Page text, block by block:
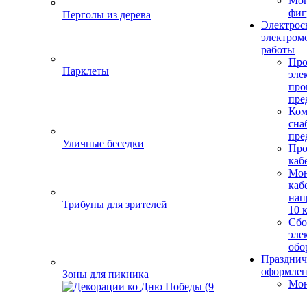
Перголы из дерева
Парклеты
Уличные беседки
Трибуны для зрителей
Зоны для пикника
работы
10